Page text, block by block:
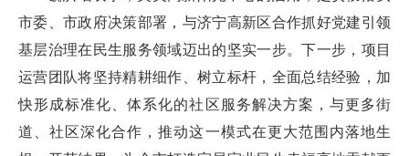
市委、市政府决策部署，与济宁高新区合作抓好党建引领
基层治理在民生服务领域迈出的坚实一步。下一步，项目
运营团队将坚持精耕细作、树立标杆，全面总结经验，加
快形成标准化、体系化的社区服务解决方案，与更多街
道、社区深化合作，推动这一模式在更大范围内落地生